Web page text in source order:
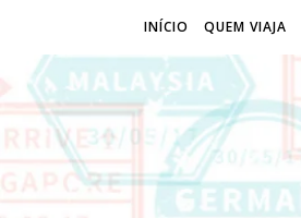
INÍCIO QUEM VIAJA